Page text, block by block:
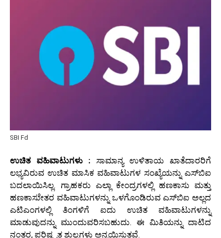
SBI Fd
ಉಚಿತ ವಹಿವಾಟುಗಳು : ಸಾಮಾನ್ಯ ಉಳಿತಾಯ ಖಾತೆದಾರರಿಗೆ
ಲಭ್ಯವಿರುವ ಉಚಿತ ಮಾಸಿಕ ವಹಿವಾಟುಗಳ ಸಂಖ್ಯೆಯನ್ನು ಎಸ್‌ಬಿಐ
ಬದಲಾಯಿಸಿಲ್ಲ. ಗ್ರಾಹಕರು ಎಲ್ಲಾ ಕೇಂದ್ರಗಳಲ್ಲಿ ಹಣಕಾಸು ಮತ್ತು
ಹಣಕಾಸುೇತರ ವಹಿವಾಟುಗಳನ್ನು ಒಳಗೊಂಡಿರುವ ಎಸ್‌ಬಿಐ ಅಲ್ಲದ
ಎಟಿಎಂಗಳಲ್ಲಿ ತಿಂಗಳಿಗೆ ಐದು ಉಚಿತ ವಹಿವಾಟುಗಳನ್ನು
ಮಾಡುವುದನ್ನು ಮುಂದುವರಿಸಬಹುದು. ಈ ಮಿತಿಯನ್ನು ದಾಟಿದ
ನಂತರ, ಪರಿಷ್ಕೃತ ಶುಲ್ಕಗಳು ಅನ್ವಯಿಸುತ್ತವೆ.